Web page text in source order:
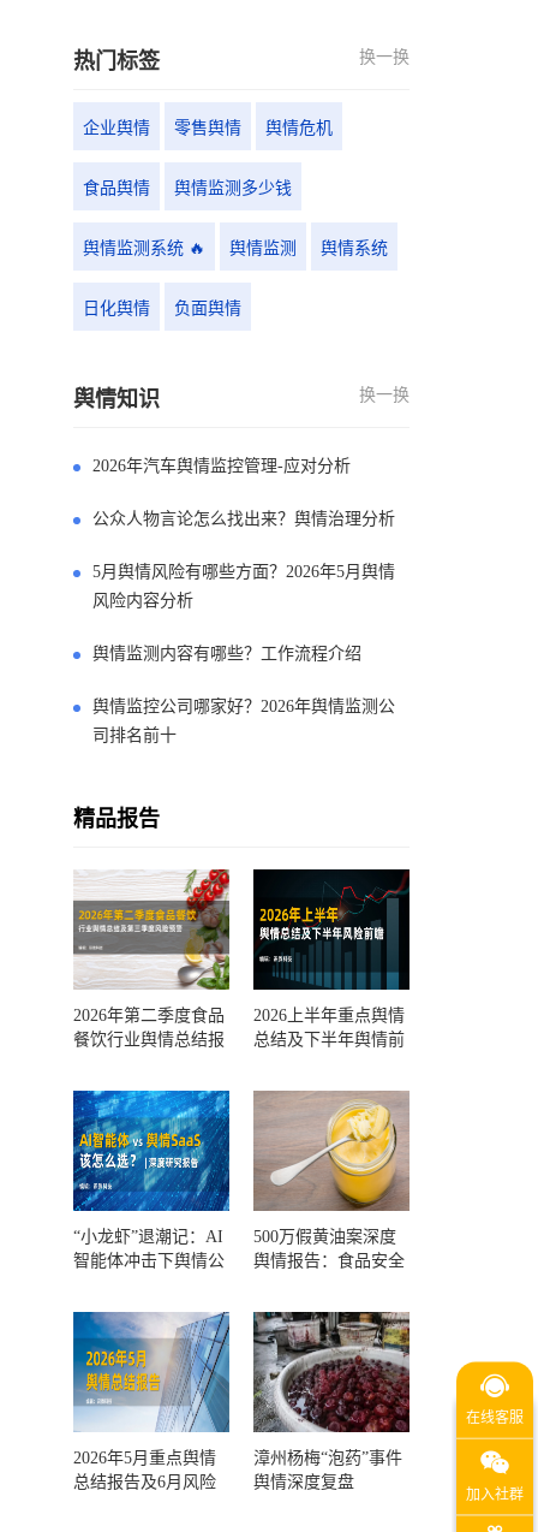
热门标签 换一换
企业舆情 零售舆情 舆情危机
食品舆情 舆情监测多少钱
舆情监测系统 🔥 舆情监测 舆情系统
日化舆情 负面舆情
舆情知识 换一换
2026年汽车舆情监控管理-应对分析
公众人物言论怎么找出来？舆情治理分析
5月舆情风险有哪些方面？2026年5月舆情
风险内容分析
舆情监测内容有哪些？工作流程介绍
舆情监控公司哪家好？2026年舆情监测公
司排名前十
精品报告
2026年第二季度食品
餐饮行业舆情总结报
测
2026上半年重点舆情
总结及下半年舆情前
“小龙虾”退潮记：AI
智能体冲击下舆情公
500万假黄油案深度
舆情报告：食品安全
一环？
2026年5月重点舆情
总结报告及6月风险
漳州杨梅“泡药”事件
舆情深度复盘